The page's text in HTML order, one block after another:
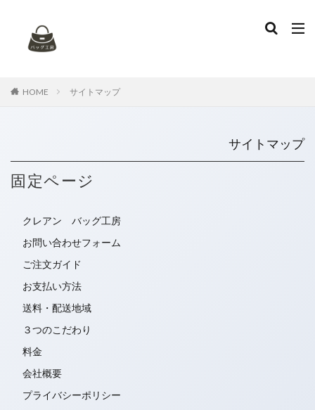
HOME サイトマップ
サイトマップ
固定ページ
クレアン バッグ工房
お問い合わせフォーム
ご注文ガイド
お支払い方法
送料・配送地域
３つのこだわり
料金
会社概要
プライバシーポリシー
タグ
エナメルバッグ
ゴヤール
シミ抜き
ハンドル修理
バッグのセルフケア
ブリーフケース
マトラッセ
ルイヴィトン